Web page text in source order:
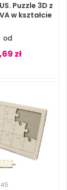
Puzzle 3D z
w kształcie
zł